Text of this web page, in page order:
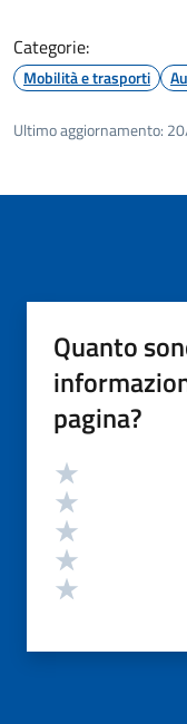
Categorie:
Mobilità e trasporti
Ultimo aggiornamento:
Quanto
pagina?
Valutazione